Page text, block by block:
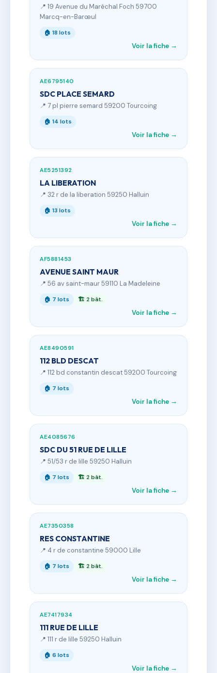
📍 19 Avenue du Maréchal Foch 59700
Marcq-en-Barœul
🏠 18 lots
Voir la fiche →
AE6795140
SDC PLACE SEMARD
📍 7 pl pierre semard 59200 Tourcoing
🏠 14 lots
Voir la fiche →
AE5251392
LA LIBERATION
📍 32 r de la liberation 59250 Halluin
🏠 13 lots
Voir la fiche →
AF5881453
AVENUE SAINT MAUR
📍 56 av saint-maur 59110 La Madeleine
🏠 7 lots 🏗 2 bât.
Voir la fiche →
AE8490591
112 BLD DESCAT
📍 112 bd constantin descat 59200 Tourcoing
🏠 7 lots
Voir la fiche →
AE4085676
SDC DU 51 RUE DE LILLE
📍 51/53 r de lille 59250 Halluin
🏠 7 lots 🏗 2 bât.
Voir la fiche →
AE7350358
RES CONSTANTINE
📍 4 r de constantine 59000 Lille
🏠 7 lots 🏗 2 bât.
Voir la fiche →
AE7417934
111 RUE DE LILLE
📍 111 r de lille 59250 Halluin
🏠 6 lots
Voir la fiche →